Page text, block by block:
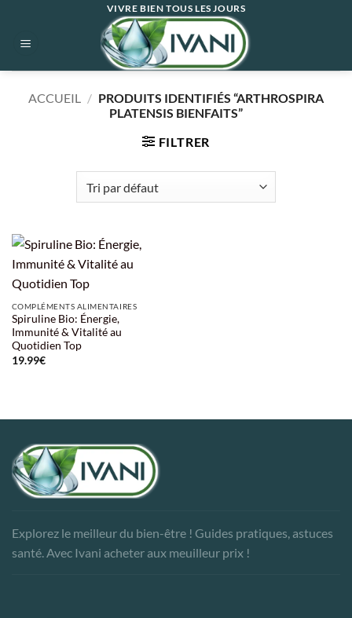
contenu
VIVRE BIEN TOUS LES JOURS
ACCUEIL / PRODUITS IDENTIFIÉS “ARTHROSPIRA
PLATENSIS BIENFAITS”
FILTRER
COMPLÉMENTS ALIMENTAIRES
Spiruline Bio: Énergie,
Immunité & Vitalité au
Quotidien Top
19.99€
Explorez le meilleur du bien-être ! Guides pratiques, astuces
santé. Avec Ivani acheter aux meuilleur prix !